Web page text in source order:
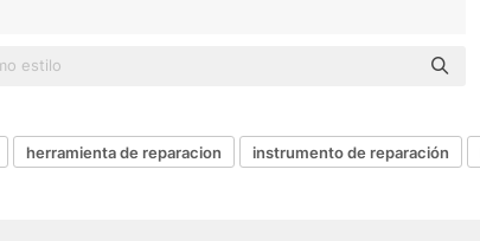
herramienta de reparacion instrumento de reparación